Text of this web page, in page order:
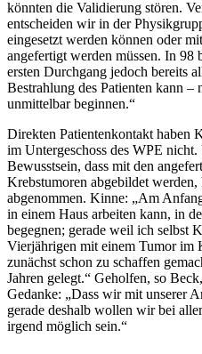
könnten die Validierung stören.
entscheiden wir in der
eingesetzt werden können oder
angefertigt werden müssen. In 98
ersten Durchgang jedoch bereits
Bestrahlung des Patienten kann –
unmittelbar beginnen.“
Direkten Patientenkontakt haben
im Untergeschoss des WPE
Bewusstsein, dass mit den
Krebstumoren abgebildet werden,
abgenommen. Kinne: „Am
in einem Haus arbeiten kann, in
begegnen; gerade weil ich selbst
Vierjährigen mit einem Tumor im
zunächst schon zu schaffen
Jahren gelegt.“ Geholfen, so
Gedanke: „Dass wir mit unserer
gerade deshalb wollen wir bei
irgend möglich sein.“